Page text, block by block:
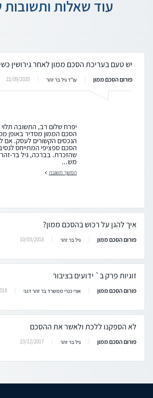
עוד שאלות ותשובות
יש טעם בעריכת הסכם ממון לאחר גירושין
פורום הסכם ממון עו"ד גיל בר זהר 22/09/2020
יפרח שלום רב, התשובה
הסכם הממון מסדיר באופן
הנכסים הקשורים לעסק. אם
הסכם ספציפי המתייחס
שהזכרת. בברכה, גיל בר-
מש...
המשך תשובה
איך להגן על רכוש בהסכם ממון?
פורום הסכם ממון גיל בר זהר 10/03/2018
זוגיות פרק ב` ידועים בציבור
פורום הסכם ממון אורי כנרי ממשרד בר זהר דגני
לא הספקנו ללכת ולאשר את ההסכם
פורום הסכם ממון גיל בר זהר 23/12/2017